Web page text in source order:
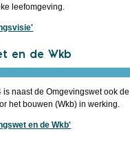
leefomgeving.
en de Wkb
is naast de Omgevingswet ook
het bouwen (Wkb) in werking.
en de Wkb'